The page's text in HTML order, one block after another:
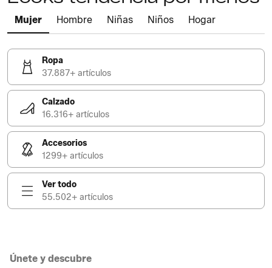
Mujer Hombre Niñas Niños Hogar
Ropa
37.887+ artículos
Calzado
16.316+ artículos
Accesorios
1299+ artículos
Ver todo
55.502+ artículos
Únete y descubre